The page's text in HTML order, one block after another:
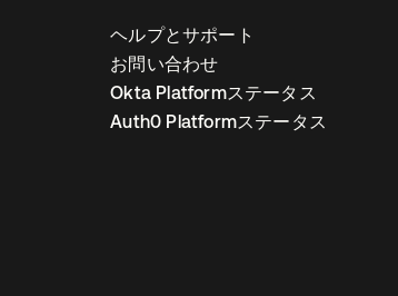
ヘルプとサポート
お問い合わせ
Okta Platformステータス
Auth0 Platformステータス